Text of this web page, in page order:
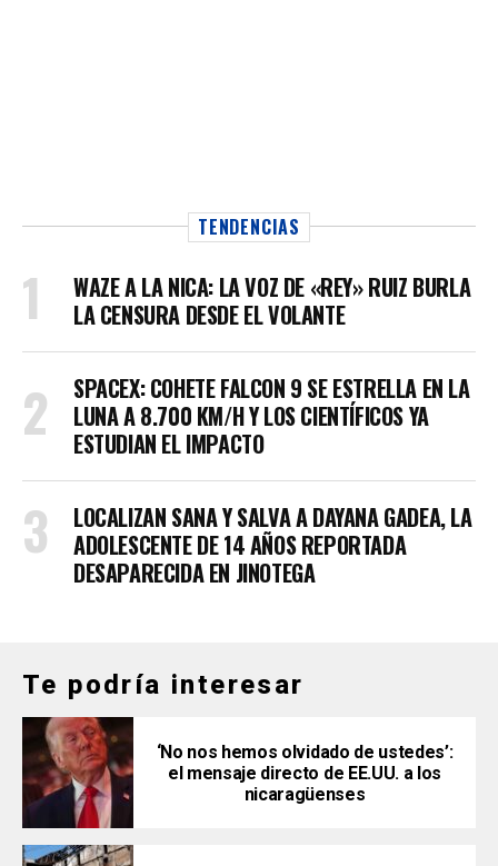
TENDENCIAS
WAZE A LA NICA: LA VOZ DE «REY» RUIZ BURLA
LA CENSURA DESDE EL VOLANTE
SPACEX: COHETE FALCON 9 SE ESTRELLA EN LA
LUNA A 8.700 KM/H Y LOS CIENTÍFICOS YA
ESTUDIAN EL IMPACTO
LOCALIZAN SANA Y SALVA A DAYANA GADEA, LA
ADOLESCENTE DE 14 AÑOS REPORTADA
DESAPARECIDA EN JINOTEGA
Te podría interesar
‘No nos hemos olvidado de ustedes’:
el mensaje directo de EE.UU. a los
nicaragüenses